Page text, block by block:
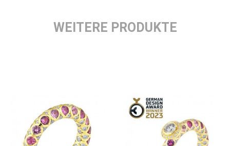
WEITERE PRODUKTE